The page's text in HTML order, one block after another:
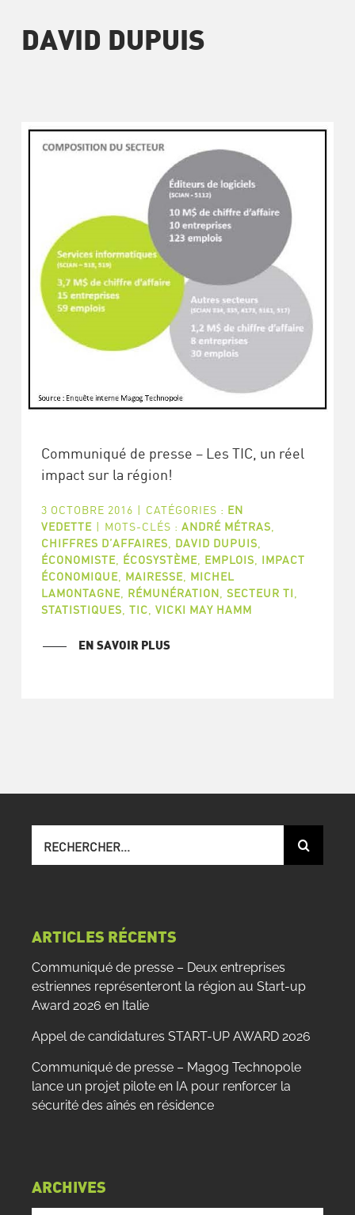
DAVID DUPUIS
Communiqué de presse – Les TIC, un réel
impact sur la région!
3 OCTOBRE 2016 | CATÉGORIES : EN
VEDETTE | MOTS-CLÉS : ANDRÉ MÉTRAS
CHIFFRES D’AFFAIRES
DAVID DUPUIS
ÉCONOMISTE, ÉCOSYSTÈME, EMPLOIS
IMPACT
ÉCONOMIQUE, MAIRESSE, MICHEL
LAMONTAGNE, RÉMUNÉRATION SECTEUR TI
STATISTIQUES TIC VICKI MAY HAMM
EN SAVOIR PLUS
sur
ARTICLES RÉCENTS
Communiqué de presse – Deux entreprises
estriennes représenteront la région au Start-up
Award 2026 en Italie
Appel de candidatures START-UP AWARD 2026
Communiqué de presse – Magog Technopole
lance un projet pilote en IA pour renforcer la
sécurité des aînés en résidence
ARCHIVES